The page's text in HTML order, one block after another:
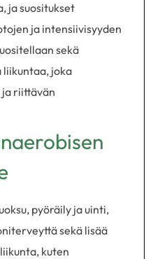
ja suositukset
ja intensiivisyyden
sekä
joka
riittävän
pyöräily ja uinti,
sekä lisää
kuten